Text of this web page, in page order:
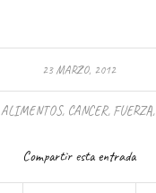
23 MARZO, 2012
ALIMENTOS, CANCER, FUERZA,
Compartir esta entrada